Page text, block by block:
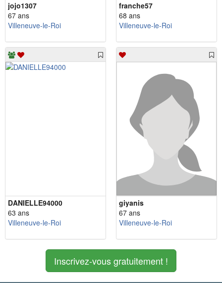
jojo1307
67 ans
Villeneuve-le-Roi
franche57
68 ans
Villeneuve-le-Roi
DANIELLE94000
63 ans
Villeneuve-le-Roi
giyanis
67 ans
Villeneuve-le-Roi
Inscrivez-vous gratuitement !